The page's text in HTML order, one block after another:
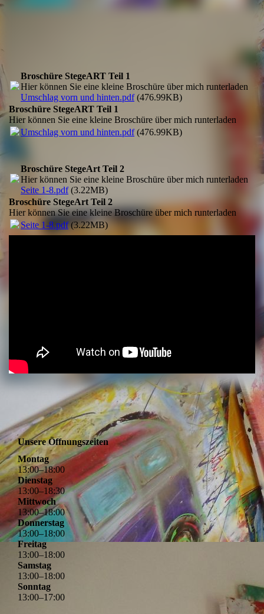
Broschüre StegeART Teil 1
Hier können Sie eine kleine Broschüre über mich runterladen
Umschlag vorn und hinten.pdf(476.99KB)
Broschüre StegeART Teil 1
Hier können Sie eine kleine Broschüre über mich runterladen
Umschlag vorn und hinten.pdf(476.99KB)
Broschüre StegeArt Teil 2
Hier können Sie eine kleine Broschüre über mich runterladen
Seite 1-8.pdf(3.22MB)
Broschüre StegeArt Teil 2
Hier können Sie eine kleine Broschüre über mich runterladen
Seite 1-8.pdf(3.22MB)
Unsere Öffnungszeiten
Montag
13:00–18:00
Dienstag
13:00–18:30
Mittwoch
13:00–18:00
Donnerstag
13:00–18:00
Freitag
13:00–18:00
Samstag
13:00–18:00
Sonntag
13:00–17:00